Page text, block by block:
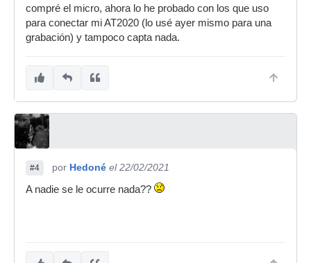
compré el micro, ahora lo he probado con los que uso
para conectar mi AT2020 (lo usé ayer mismo para una
grabación) y tampoco capta nada.
#4 por Hedoné el 22/02/2021
A nadie se le ocurre nada??